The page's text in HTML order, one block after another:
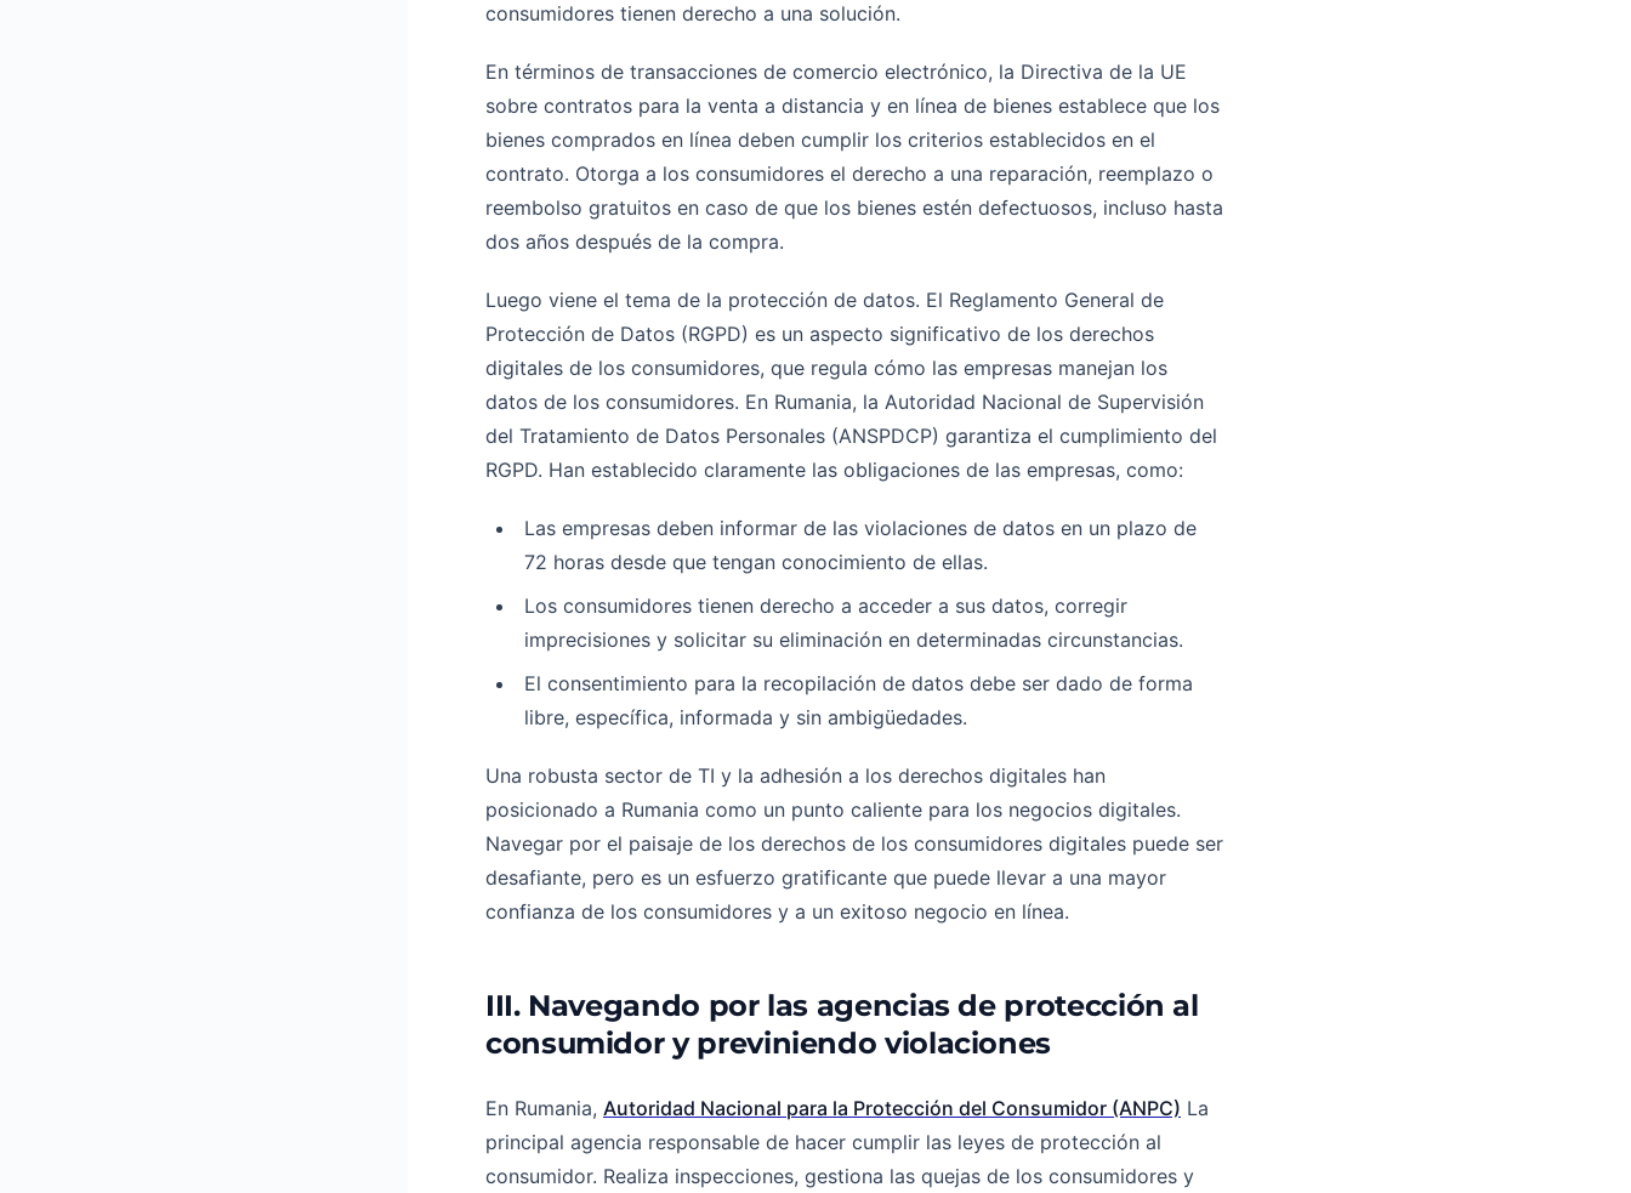
consumidores tienen derecho a una solución.
En términos de transacciones de comercio electrónico, la Directiva de la UE
sobre contratos para la venta a distancia y en línea de bienes establece que los
bienes comprados en línea deben cumplir los criterios establecidos en el
contrato. Otorga a los consumidores el derecho a una reparación, reemplazo o
reembolso gratuitos en caso de que los bienes estén defectuosos, incluso hasta
dos años después de la compra.
Luego viene el tema de la protección de datos. El Reglamento General de
Protección de Datos (RGPD) es un aspecto significativo de los derechos
digitales de los consumidores, que regula cómo las empresas manejan los
datos de los consumidores. En Rumania, la Autoridad Nacional de Supervisión
del Tratamiento de Datos Personales (ANSPDCP) garantiza el cumplimiento del
RGPD. Han establecido claramente las obligaciones de las empresas, como:
Las empresas deben informar de las violaciones de datos en un plazo de
72 horas desde que tengan conocimiento de ellas.
Los consumidores tienen derecho a acceder a sus datos, corregir
imprecisiones y solicitar su eliminación en determinadas circunstancias.
El consentimiento para la recopilación de datos debe ser dado de forma
libre, específica, informada y sin ambigüedades.
Una robusta sector de TI y la adhesión a los derechos digitales han
posicionado a Rumania como un punto caliente para los negocios digitales.
Navegar por el paisaje de los derechos de los consumidores digitales puede ser
desafiante, pero es un esfuerzo gratificante que puede llevar a una mayor
confianza de los consumidores y a un exitoso negocio en línea.
III. Navegando por las agencias de protección al
consumidor y previniendo violaciones
En Rumania, Autoridad Nacional para la Protección del Consumidor (ANPC) La
principal agencia responsable de hacer cumplir las leyes de protección al
consumidor. Realiza inspecciones, gestiona las quejas de los consumidores y